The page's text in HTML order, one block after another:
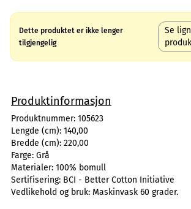
Dette produktet er ikke lenger
tilgjengelig
Se
Produktinformasjon
Produktnummer: 105623
Lengde (cm): 140,00
Bredde (cm): 220,00
Farge: Grå
Materialer: 100% bomull
Sertifisering: BCI - Better Cotton Initiative
Vedlikehold og bruk: Maskinvask 60 grader.